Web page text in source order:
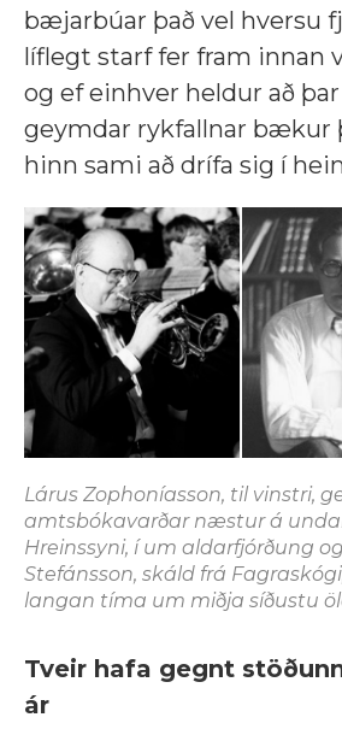
bæjarbúar það vel hversu
líflegt starf fer fram innan
og ef einhver heldur að
geymdar rykfallnar bækur
hinn sami að drífa sig í
Lárus Zophoníasson, til vinstri,
amtsbókavarðar næstur á
Hreinssyni, í um aldarfjórðung
Stefánsson, skáld frá
langan tíma um miðja síðustu
Tveir hafa gegnt
ár